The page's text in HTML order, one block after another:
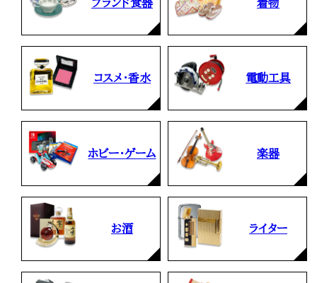
ブランド食器 着物
コスメ・香水 電動工具
ホビー・ゲーム 楽器
お酒 ライター